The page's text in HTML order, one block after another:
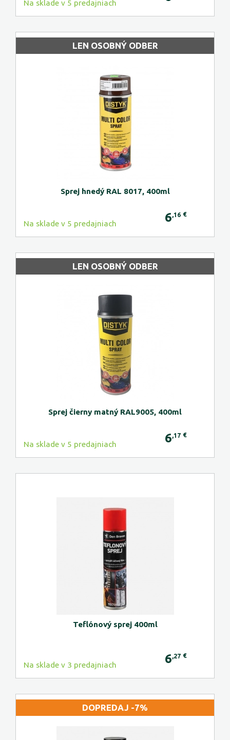
Na sklade v 5 predajniach
LEN OSOBNÝ ODBER
Sprej hnedý RAL 8017, 400ml
Na sklade v 5 predajniach 6 ,16 €
LEN OSOBNÝ ODBER
Sprej čierny matný RAL9005, 400ml
Na sklade v 5 predajniach 6 ,17 €
Teflónový sprej 400ml
Na sklade v 3 predajniach 6 ,27 €
DOPREDAJ -7%